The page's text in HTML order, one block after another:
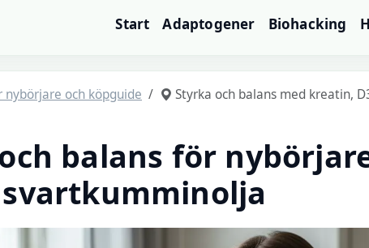
Start Adaptogener Biohacking
och köpguide Styrka och balans med kreatin,
balans för
svartkumminolja